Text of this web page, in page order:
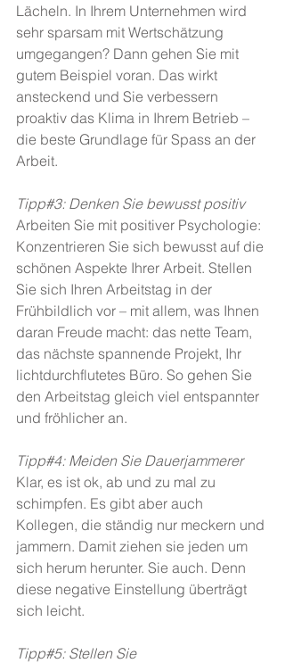
Lächeln. In Ihrem Unternehmen wird
sehr sparsam mit Wertschätzung
umgegangen? Dann gehen Sie mit
gutem Beispiel voran. Das wirkt
ansteckend und Sie verbessern
proaktiv das Klima in Ihrem Betrieb –
die beste Grundlage für Spass an der
Arbeit.
Tipp#3: Denken Sie bewusst positiv
Arbeiten Sie mit positiver Psychologie:
Konzentrieren Sie sich bewusst auf die
schönen Aspekte Ihrer Arbeit. Stellen
Sie sich Ihren Arbeitstag in der
Frühbildlich vor – mit allem, was Ihnen
daran Freude macht: das nette Team,
das nächste spannende Projekt, Ihr
lichtdurchflutetes Büro. So gehen Sie
den Arbeitstag gleich viel entspannter
und fröhlicher an.
Tipp#4: Meiden Sie Dauerjammerer
Klar, es ist ok, ab und zu mal zu
schimpfen. Es gibt aber auch
Kollegen, die ständig nur meckern und
jammern. Damit ziehen sie jeden um
sich herum herunter. Sie auch. Denn
diese negative Einstellung überträgt
sich leicht.
Tipp#5: Stellen Sie